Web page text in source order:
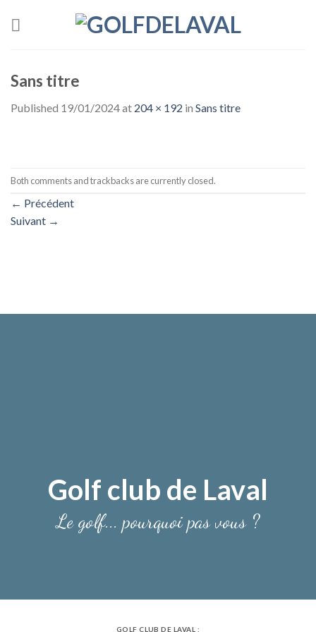
Sans titre
Published 19/01/2024at 204 × 192 in Sans titre
Both comments and trackbacks are currently closed.
← Précédent
Suivant →
Golf club de Laval
Le golf... pourquoi pas vous ?
GOLF CLUB DE LAVAL :